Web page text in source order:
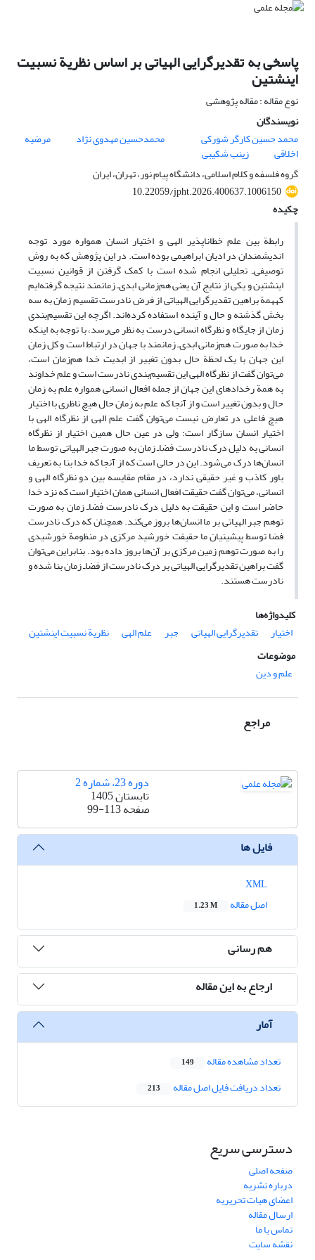
پاسخی به تقدیرگرایی الهیاتی بر اساس نظریة نسبیت
اینشتین
نوع مقاله : مقاله پژوهشی
نویسندگان
محمد حسین کارگر شورکی
محمدحسین مهدوی نژاد مرضیه
اخلاقی
زینب شکیبی
گروه فلسفه و کلام اسلامی، دانشگاه پیام نور، تهران، ایران
10.22059/jpht.2026.400637.1006150
چکیده
رابطة بین علم خطاناپذیر الهی و اختیار انسان همواره مورد توجه
اندیشمندان در ادیان ابراهیمی بوده است. در این پژوهش که به روش
توصیفی‌ـ تحلیلی انجام شده است با کمک گرفتن از قوانین نسبیت
اینشتین و یکی از نتایج آن یعنی هم‌زمانی ابدی‌ـ زمانمند نتیجه گرفته‌ایم
کههمة براهین تقدیرگرایی الهیاتی از فرض نادرست تقسیم زمان به سه
بخش گذشته و حال و آینده استفاده کرده‌اند. اگرچه این تقسیم‌بندی
زمان از جایگاه و نظرگاه انسانی درست به نظر می‌رسد، با توجه به اینکه
خدا به صورت هم‌زمانی ابدی‌ـ زمانمند با جهان در ارتباط است و کل زمان
این جهان با یک لحظة حال بدون تغییر از ابدیت خدا هم‌زمان است،
می‌توان گفت از نظرگاه الهی این تقسیم‌بندی نادرست است و علم خداوند
به همة رخدادهای این جهان از جمله افعال انسانی همواره علم به زمان
حال و بدون تغییر است و از آنجا که علم به زمان حال هیچ ناظری با اختیار
هیچ فاعلی در تعارض نیست می‌توان گفت علم الهی از نظرگاه الهی با
اختیار انسان سازگار است؛ ولی در عین حال همین اختیار از نظرگاه
انسانی به دلیل درک نادرست فضاـ زمان به صورت جبر الهیاتی توسط ما
انسان‌ها درک می‌شود. این در حالی است که از آنجا که خدا بنا به تعریف
باور کاذب و غیر حقیقی ندارد، در مقام مقایسه بین دو نظرگاه الهی و
انسانی، می‌توان گفت حقیقت افعال انسانی همان اختیار است که نزد خدا
حاضر است و این حقیقت به دلیل درک نادرست فضاـ زمان به صورت
توهم جبر الهیاتی بر ما انسان‌ها بروز می‌کند. همچنان که درک نادرست
فضا توسط پیشینیان ما حقیقت خورشید مرکزی در منظومة خورشیدی
را به صورت توهم زمین مرکزی بر آن‌ها بروز داده بود. بنابراین می‌توان
گفت براهین تقدیرگرایی الهیاتی بر درک نادرست از فضاـ زمان بنا شده و
نادرست هستند.
کلیدواژه‌ها
اختیار
تقدیرگرایی الهیاتی جبر علم الهی
نظریة نسبیت اینشتین
موضوعات
علم و دین
مراجع
دوره 23، شماره 2
تابستان 1405
صفحه99-113
فایل ها
اصل مقاله
1.23 M
هم رسانی
ارجاع به این مقاله
آمار
تعداد مشاهده مقاله 149
تعداد دریافت فایل اصل مقاله 213
دسترسی سریع
صفحه اصلی
درباره نشریه
اعضای هیات تحریریه
ارسال مقاله
تماس با ما
نقشه سایت